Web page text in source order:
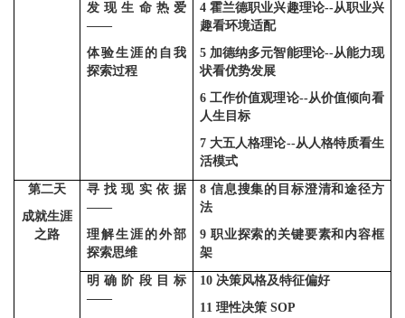
发现生命热爱
——
体验生涯的自我
探索过程
4霍兰德职业兴趣理论--从职业兴
趣看环境适配
5 加德纳多元智能理论--从能力现
状看优势发展
6工作价值观理论--从价值倾向看
人生目标
7 大五人格理论--从人格特质看生
活模式
第二天
成就生涯
之路
寻找现实依据
——
理解生涯的外部
探索思维
8信息搜集的目标澄清和途径方
法
9职业探索的关键要素和内容框
架
明确阶段目标
——
10决策风格及特征偏好
11理性决策SOP